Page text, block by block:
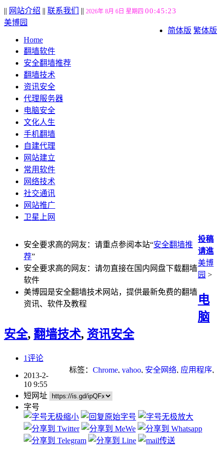
|| 网站介绍 || 联系我们 || 2026年 8月 6日 星期四 00:45:24
简体版 繁体版
美博园
Home
翻墙软件
安全翻墙推荐
翻墙技术
资讯安全
代理服务器
电脑安全
文化人生
手机翻墙
自建代理
网站建立
常用软件
网络技术
社交通讯
网站推广
卫星上网
安全要求高的网友：请重点参阅本站“安全翻墙推
荐”
安全要求高的网友：请勿直接在国内网盘下载翻墙
软件
美博园是安全翻墙技术网站，提供最新免费的翻墙
资讯、软件及教程
投稿
请進
美博
园 >
电
脑
安全, 翻墙技术, 资讯安全
1评论
标签： Chrome, yahoo, 安全网络, 应用程序,
2013-2-
10 9:55
短网址
字号